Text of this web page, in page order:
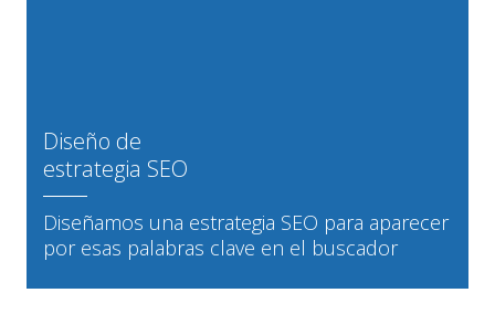
Diseño de
estrategia SEO
Diseñamos una estrategia SEO para aparecer
por esas palabras clave en el buscador